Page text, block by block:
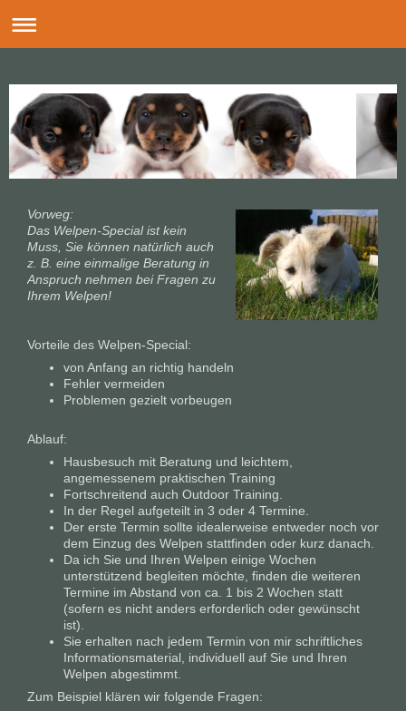
Vorweg:
Das Welpen-Special ist kein
Muss, Sie können natürlich auch
z. B. eine einmalige Beratung in
Anspruch nehmen bei Fragen zu
Ihrem Welpen!
Vorteile des Welpen-Special:
von Anfang an richtig handeln
Fehler vermeiden
Problemen gezielt vorbeugen
Ablauf:
Hausbesuch mit Beratung und leichtem,
angemessenem praktischen Training
Fortschreitend auch Outdoor Training.
In der Regel aufgeteilt in 3 oder 4 Termine.
Der erste Termin sollte idealerweise entweder noch vor
dem Einzug des Welpen stattfinden oder kurz danach.
Da ich Sie und Ihren Welpen einige Wochen
unterstützend begleiten möchte, finden die weiteren
Termine im Abstand von ca. 1 bis 2 Wochen statt
(sofern es nicht anders erforderlich oder gewünscht
ist).
Sie erhalten nach jedem Termin von mir schriftliches
Informationsmaterial, individuell auf Sie und Ihren
Welpen abgestimmt.
Zum Beispiel klären wir folgende Fragen: